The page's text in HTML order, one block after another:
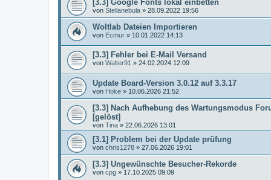
[3.3] Google Fonts lokal einbetten
von Stellanebula » 28.09.2022 19:56
Woltlab Dateien Importieren
von Ecmur » 10.01.2022 14:13
[3.3] Fehler bei E-Mail Versand
von Walter91 » 24.02.2024 12:09
Update Board-Version 3.0.12 auf 3.3.17
von Hoke » 10.06.2026 21:52
[3.3] Nach Aufhebung des Wartungsmodus
[gelöst]
von Tina » 22.06.2026 13:01
[3.1] Problem bei der Update prüfung
von chris1278 » 27.06.2026 19:01
[3.3] Ungewünschte Besucher-Rekorde
von cpg » 17.10.2025 09:09